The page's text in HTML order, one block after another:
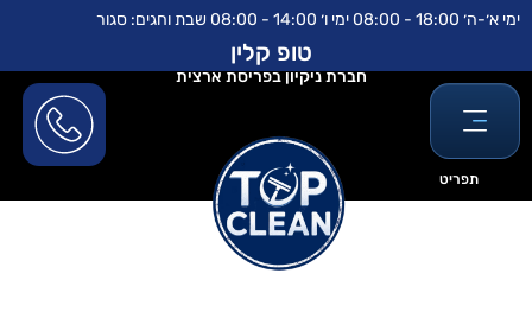
לתוכן
דילוג
ימי א׳-ה׳ 18:00 - 08:00 ימי ו׳ 14:00 - 08:00 שבת וחגים: סגור
תפריט
טופ קלין
חברת ניקיון בפריסת ארצית